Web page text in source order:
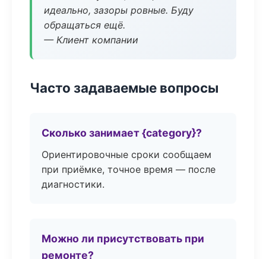
идеально, зазоры ровные. Буду
обращаться ещё.
— Клиент компании
Часто задаваемые вопросы
Сколько занимает {category}?
Ориентировочные сроки сообщаем
при приёмке, точное время — после
диагностики.
Можно ли присутствовать при
ремонте?